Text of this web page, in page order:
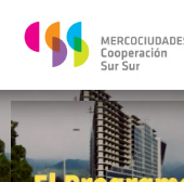
contenido